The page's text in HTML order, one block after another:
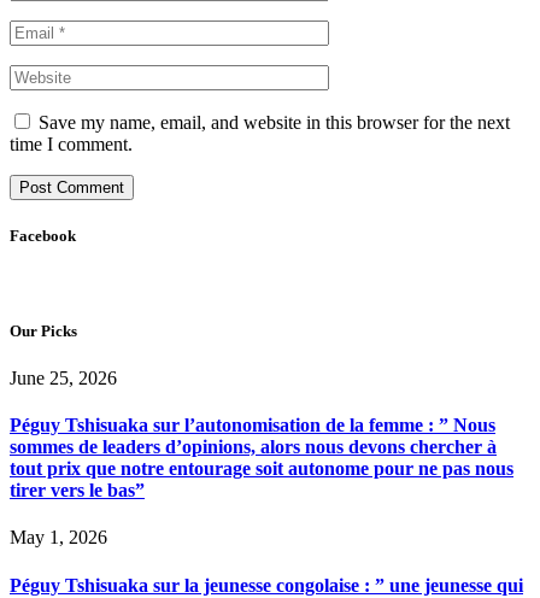
Save my name, email, and website in this browser for the next
time I comment.
Facebook
Our Picks
June 25, 2026
Péguy Tshisuaka sur l’autonomisation de la femme : ” Nous
sommes de leaders d’opinions, alors nous devons chercher à
tout prix que notre entourage soit autonome pour ne pas nous
tirer vers le bas”
May 1, 2026
Péguy Tshisuaka sur la jeunesse congolaise : ” une jeunesse qui